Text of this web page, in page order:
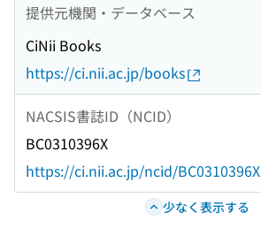
提供元機関・データベース
CiNii Books
https://ci.nii.ac.jp/books
NACSIS書誌ID（NCID）
BC0310396X
https://ci.nii.ac.jp/ncid/BC0310396X
少なく表示する